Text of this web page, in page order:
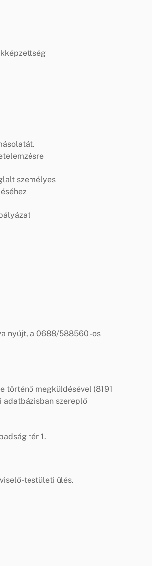
személyes
nyújt, a 0688/588560 -os
történő megküldésével (8191
adatbázisban szereplő
tér 1.
testületi ülés.